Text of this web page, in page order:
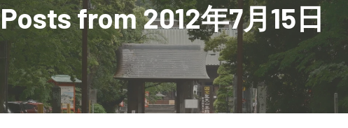
Posts from 2012年7月15日